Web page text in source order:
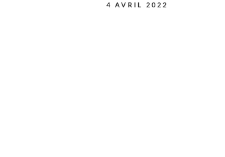
4 AVRIL 2022